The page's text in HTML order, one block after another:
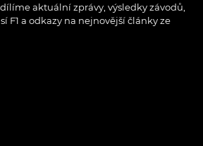
aktuální zprávy, výsledky závodů,
F1 a odkazy na nejnovější články ze